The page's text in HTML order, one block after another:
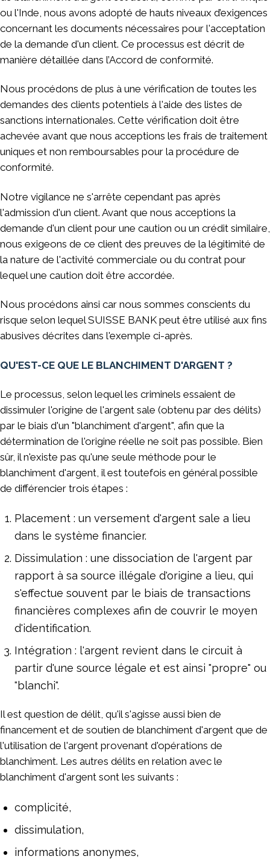
ou l'Inde, nous avons adopté de hauts niveaux d’exigences
concernant les documents nécessaires pour l'acceptation
de la demande d'un client. Ce processus est décrit de
manière détaillée dans l’Accord de conformité.
Nous procédons de plus à une vérification de toutes les
demandes des clients potentiels à l'aide des listes de
sanctions internationales. Cette vérification doit être
achevée avant que nous acceptions les frais de traitement
uniques et non remboursables pour la procédure de
conformité.
Notre vigilance ne s'arrête cependant pas après
l'admission d'un client. Avant que nous acceptions la
demande d'un client pour une caution ou un crédit similaire,
nous exigeons de ce client des preuves de la légitimité de
la nature de l'activité commerciale ou du contrat pour
lequel une caution doit être accordée.
Nous procédons ainsi car nous sommes conscients du
risque selon lequel SUISSE BANK peut être utilisé aux fins
abusives décrites dans l'exemple ci-après.
QU'EST-CE QUE LE BLANCHIMENT D'ARGENT ?
Le processus, selon lequel les criminels essaient de
dissimuler l'origine de l'argent sale (obtenu par des délits)
par le biais d'un "blanchiment d'argent", afin que la
détermination de l'origine réelle ne soit pas possible. Bien
sûr, il n'existe pas qu'une seule méthode pour le
blanchiment d'argent, il est toutefois en général possible
de différencier trois étapes :
Placement : un versement d'argent sale a lieu
dans le système financier.
Dissimulation : une dissociation de l'argent par
rapport à sa source illégale d'origine a lieu, qui
s'effectue souvent par le biais de transactions
financières complexes afin de couvrir le moyen
d'identification.
Intégration : l'argent revient dans le circuit à
partir d'une source légale et est ainsi "propre" ou
"blanchi".
Il est question de délit, qu'il s'agisse aussi bien de
financement et de soutien de blanchiment d'argent que de
l'utilisation de l'argent provenant d'opérations de
blanchiment. Les autres délits en relation avec le
blanchiment d'argent sont les suivants :
complicité,
dissimulation,
informations anonymes,